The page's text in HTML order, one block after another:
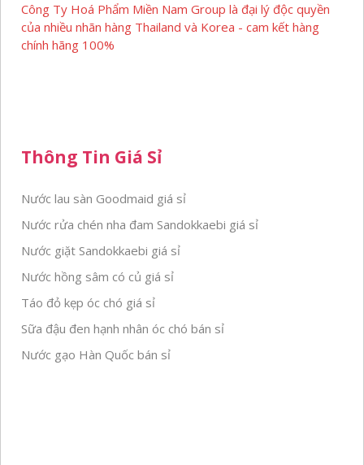
Công Ty Hoá Phẩm Miền Nam Group là đại lý độc quyền
của nhiều nhãn hàng Thailand và Korea - cam kết hàng
chính hãng 100%
Thông Tin Giá Sỉ
Nước lau sàn Goodmaid giá sỉ
Nước rửa chén nha đam Sandokkaebi giá sỉ
Nước giặt Sandokkaebi giá sỉ
Nước hồng sâm có củ giá sỉ
Táo đỏ kẹp óc chó giá sỉ
Sữa đậu đen hạnh nhân óc chó bán sỉ
Nước gạo Hàn Quốc bán sỉ